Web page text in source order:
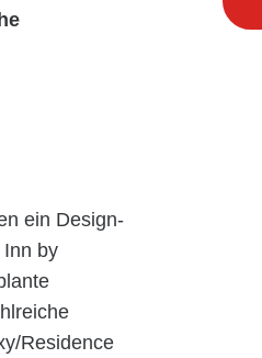
ein Design-
by
Residence